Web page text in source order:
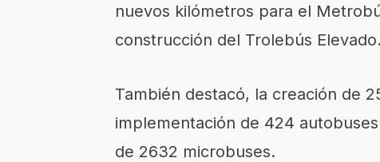
nuevos kilómetros para el
construcción del Trolebús Elevado.
También destacó, la creación de
implementación de 424
de 2632 microbuses.